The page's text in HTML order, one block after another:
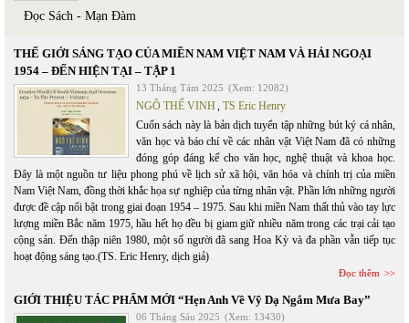
Đọc Sách - Mạn Đàm
THẾ GIỚI SÁNG TẠO CỦA MIỀN NAM VIỆT NAM VÀ HẢI NGOẠI
1954 – ĐẾN HIỆN TẠI – TẬP 1
13 Tháng Tám 2025 (Xem: 12082)
NGÔ THẾ VINH, TS Eric Henry
Cuốn sách này là bản dịch tuyển tập những bút ký cá nhân,
văn học và báo chí về các nhân vật Việt Nam đã có những
đóng góp đáng kể cho văn học, nghệ thuật và khoa học.
Đây là một nguồn tư liệu phong phú về lịch sử xã hội, văn hóa và chính trị của miền
Nam Việt Nam, đồng thời khắc họa sự nghiệp của từng nhân vật. Phần lớn những người
được đề cập nổi bật trong giai đoạn 1954 – 1975. Sau khi miền Nam thất thủ vào tay lực
lượng miền Bắc năm 1975, hầu hết họ đều bị giam giữ nhiều năm trong các trại cải tạo
cộng sản. Đến thập niên 1980, một số người đã sang Hoa Kỳ và đa phần vẫn tiếp tục
hoạt động sáng tạo.(TS. Eric Henry, dịch giả)
Đọc thêm
GIỚI THIỆU TÁC PHẨM MỚI “Hẹn Anh Về Vỹ Dạ Ngắm Mưa Bay”
06 Tháng Sáu 2025 (Xem: 13430)